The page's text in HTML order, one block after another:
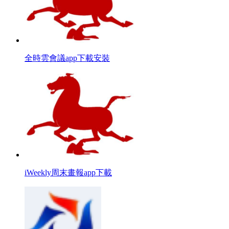
全時雲會議app下載安裝
iWeekly周末畫報app下載